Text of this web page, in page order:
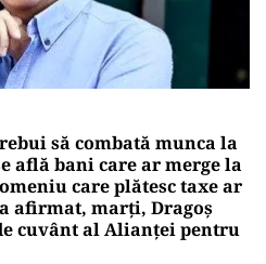
să combată munca la
află bani care ar merge la
care plătesc taxe ar
afirmat, marţi, Dragoş
cuvânt al Alianţei pentru